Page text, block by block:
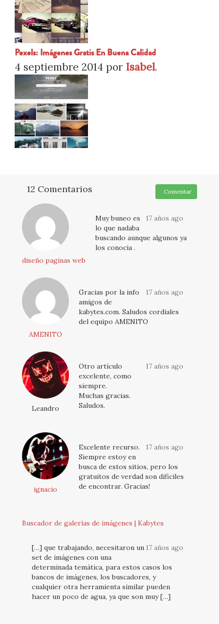
Pexels: Imágenes Gratis En Buena Calidad
4 septiembre 2014 por Isabel.
12 Comentarios Comentar
diseño paginas web
17 años ago
Muy buneo es
lo que nadaba
buscando aunque algunos ya
los conocia .
AMENITO
17 años ago
Gracias por la info
amigos de
kabytes.com. Saludos cordiales
del equipo AMENITO
Leandro
17 años ago
Otro artículo
excelente, como
siempre.
Muchas gracias.
Saludos.
ignacio
17 años ago
Excelente recurso.
Siempre estoy en
busca de estos sitios, pero los
gratuitos de verdad son dificiles
de encontrar. Gracias!
Buscador de galerías de imágenes | Kabytes
17 años ago
[…] que trabajando, necesitaron un
set de imágenes con una
determinada temática, para estos casos los
bancos de imágenes, los buscadores, y
cualquier otra herramienta similar pueden
hacer un poco de agua, ya que son muy […]